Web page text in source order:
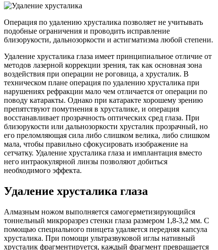
Операция по удалению хрусталика позволяет не учитывать
подобные ограничения и проводить исправление
близорукости, дальнозоркости и астигматизма любой степени.
Удаление хрусталика глаза имеет принципиальное отличие от
методов лазерной коррекции зрения, так как основная зона
воздействия при операции не роговица, а хрусталик. В
техническом плане операция по удалению хрусталика при
нарушениях рефракции мало чем отличается от операции по
поводу катаракты. Однако при катаракте хорошему зрению
препятствуют помутнения в хрусталике, и операция
восстанавливает прозрачность оптических сред глаза. При
близорукости или дальнозоркости хрусталик прозрачный, но
его преломляющая сила либо слишком велика, либо слишком
мала, чтобы правильно сфокусировать изображение на
сетчатку. Удаление хрусталика глаза и имплантация вместо
него интраокулярной линзы позволяют добиться
необходимого эффекта.
Удаление хрусталика глаза
Алмазным ножом выполняется самогерметизирующийся
тоннельный микроразрез стенки глаза размером 1,8-3,2 мм. С
помощью специального пинцета удаляется передняя капсула
хрусталика. При помощи ультразвуковой иглы нативный
хрусталик фрагментируется, каждый фрагмент превращается